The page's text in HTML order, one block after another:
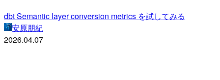
dbt Semantic layer conversion metrics を試してみる
安原朋紀
2026.04.07